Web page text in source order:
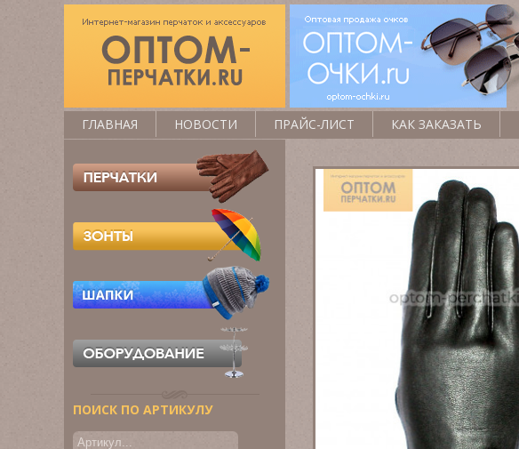
ПОИСК ПО АРТИКУЛУ
ГЛАВНАЯ НОВОСТИ ПРАЙС-ЛИСТ КАК ЗАКАЗАТЬ